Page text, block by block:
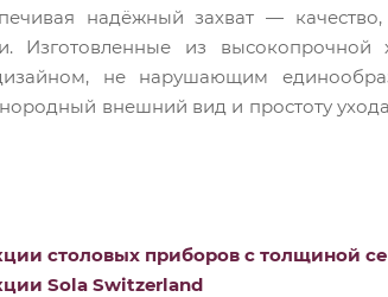
надёжный захват —
Изготовленные из высокопрочной
не нарушающим
внешний вид и простоту
столовых приборов с толщиной
Sola Switzerland